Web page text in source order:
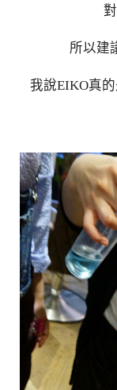
所以建
我說EIKO真